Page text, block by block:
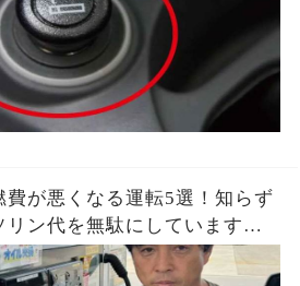
費が悪くなる運転5選！知らず
ン代を無駄にしています。
に